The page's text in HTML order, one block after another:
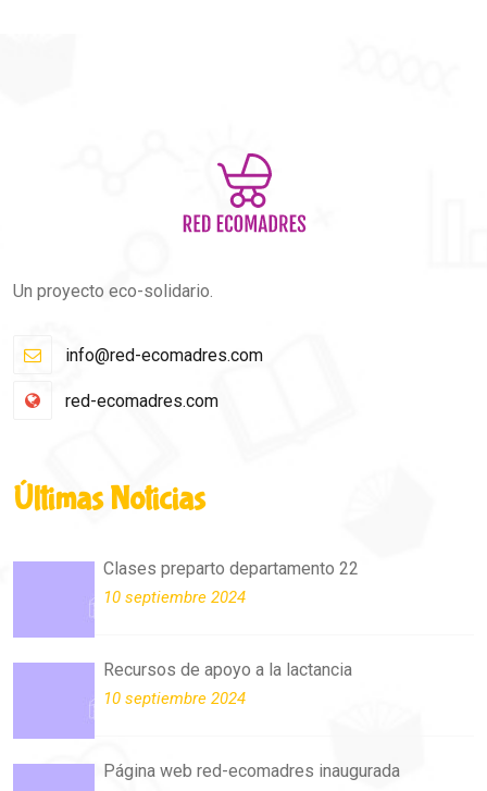
Un proyecto eco-solidario.
info@red-ecomadres.com
red-ecomadres.com
Últimas Noticias
Clases preparto departamento 22
10 septiembre 2024
Recursos de apoyo a la lactancia
10 septiembre 2024
Página web red-ecomadres inaugurada